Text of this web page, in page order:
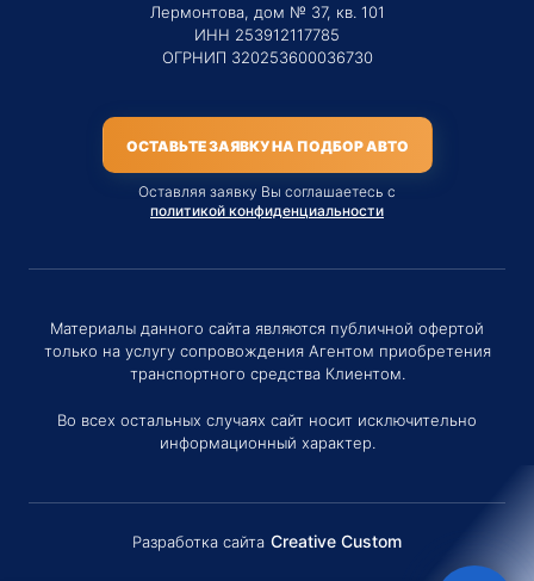
Лермонтова, дом № 37, кв. 101
ИНН 253912117785
ОГРНИП 320253600036730
ОСТАВЬТЕ ЗАЯВКУ НА ПОДБОР АВТО
Оставляя заявку Вы соглашаетесь с
политикой конфиденциальности
Материалы данного сайта являются публичной офертой
только на услугу сопровождения Агентом приобретения
транспортного средства Клиентом.
Во всех остальных случаях сайт носит исключительно
информационный характер.
Разработка сайта Creative Custom